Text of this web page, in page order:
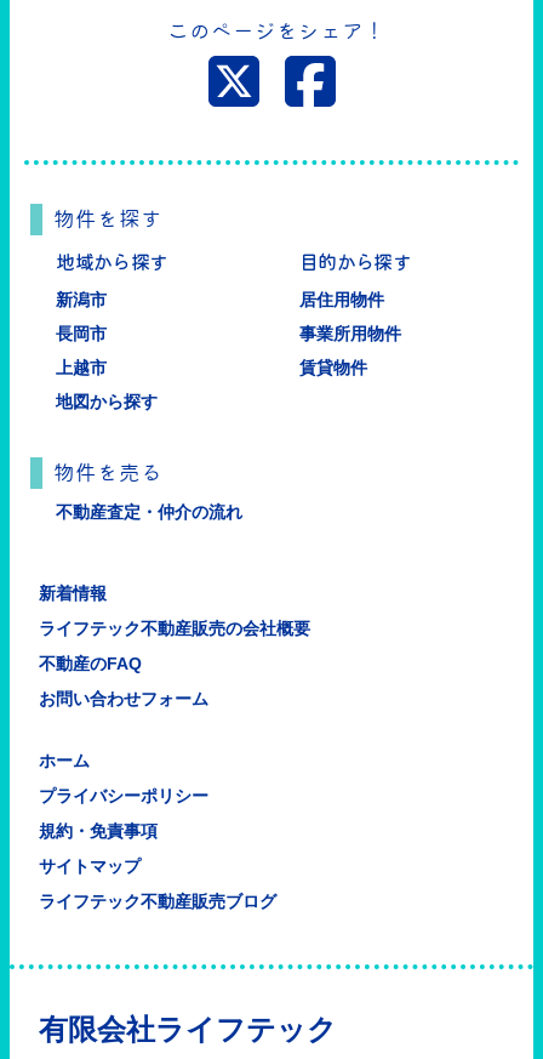
このページをシェア！
物件を探す
地域から探す
新潟市
長岡市
上越市
地図から探す
目的から探す
居住用物件
事業所用物件
賃貸物件
物件を売る
不動産査定・仲介の流れ
新着情報
ライフテック不動産販売の会社概要
不動産のFAQ
お問い合わせフォーム
ホーム
プライバシーポリシー
規約・免責事項
サイトマップ
ライフテック不動産販売ブログ
有限会社ライフテック